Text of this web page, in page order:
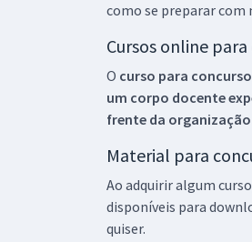
como se preparar com
Cursos online
O curso para
um corpo docente
frente da
Material para
Ao adquirir algum
disponíveis para
quiser.